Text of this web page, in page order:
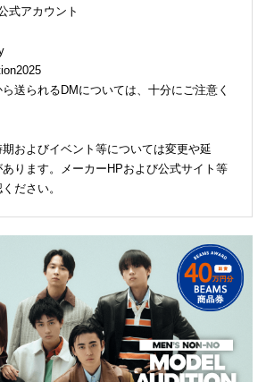
式アカウント
送られるDMについては、十分にご注意く
およびイベント等については変更や延
ります。メーカーHPおよび公式サイト等
ださい。